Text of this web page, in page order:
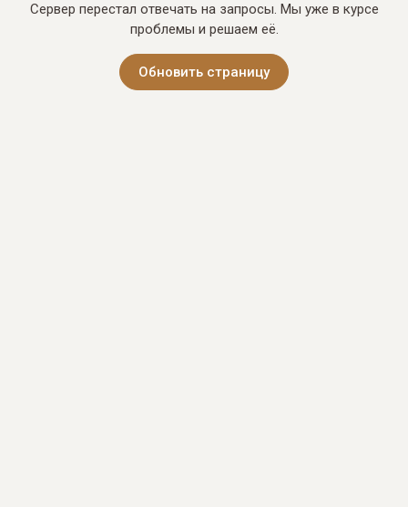
Сервер перестал отвечать на запросы. Мы уже в курсе
проблемы и решаем её.
Обновить страницу